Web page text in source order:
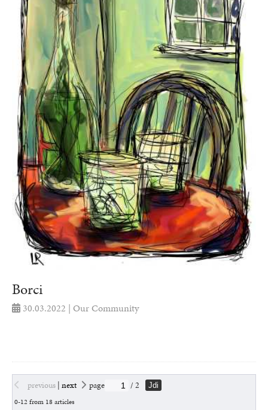
Borci
30.03.2022 | Our Community
previous| next page / 2 Jdi
0-12 from 18 articles